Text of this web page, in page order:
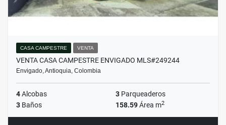
CASA CAMPESTRE VENTA
VENTA CASA CAMPESTRE ENVIGADO MLS#249244
Envigado, Antioquia, Colombia
4Alcobas 3 Parqueaderos
3 Baños 158.59Área m2